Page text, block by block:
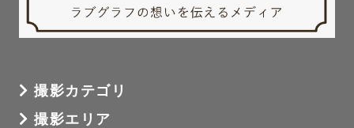
撮影カテゴリ
撮影エリア